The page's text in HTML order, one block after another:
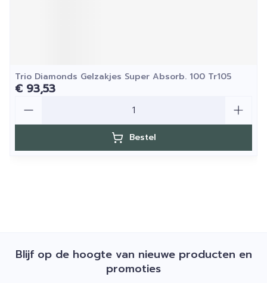
Trio Diamonds Gelzakjes Super Absorb. 100 Tr105
€ 93,53
Bestel
Blijf op de hoogte van nieuwe producten en
promoties